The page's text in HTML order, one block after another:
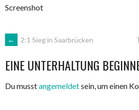
Screenshot
ARTIKEL-
NAVIGATION
← 2:1 Sieg in Saarbrücken
EINE UNTERHALTUNG
Du musstangemeldetsein, um einen